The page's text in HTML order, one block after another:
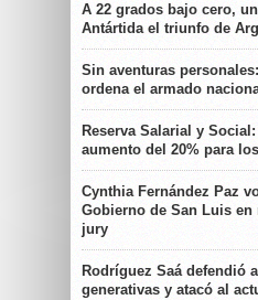
A 22 grados bajo cero,
Antártida el triunfo de
Sin aventuras
ordena el armado
Reserva Salarial y
aumento del 20% para
Cynthia Fernández Paz
Gobierno de San Luis
jury
Rodríguez Saá defendió
generativas y atacó al